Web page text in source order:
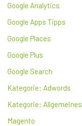
Google Analytics
Google Apps Tipps
Google Places
Google Plus
Google Search
Kategorie: Adwords
Kategorie: Allgemeines
Magento